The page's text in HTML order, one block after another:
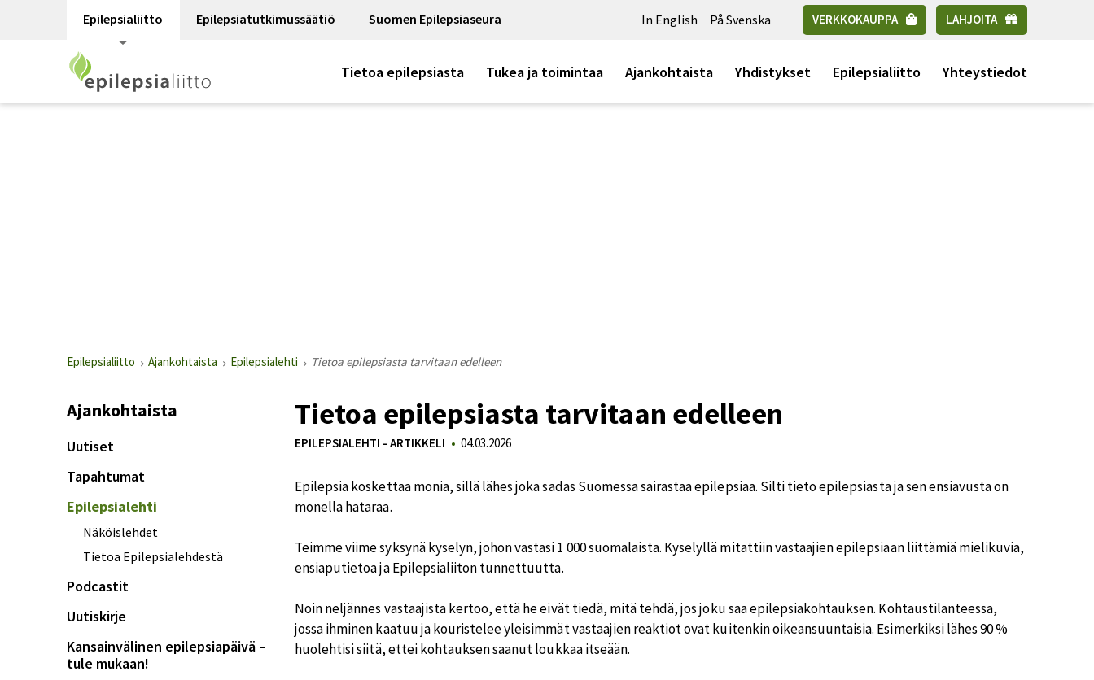
Epilepsialiitto Epilepsiatutkimussäätiö Suomen Epilepsiaseura In English På Svenska VERKKOKAUPPA LAHJOITA
Tietoa epilepsiasta Tukea ja toimintaa Ajankohtaista Yhdistykset Epilepsialiitto Yhteystiedot
Epilepsialiitto Ajankohtaista Epilepsialehti Tietoa epilepsiasta tarvitaan edelleen
Tietoa epilepsiasta tarvitaan edelleen
EPILEPSIALEHTI - ARTIKKELI 04.03.2026
Epilepsia koskettaa monia, sillä lähes joka sadas Suomessa sairastaa epilepsiaa. Silti tieto epilepsiasta ja sen ensiavusta on
monella hataraa.
Teimme viime syksynä kyselyn, johon vastasi 1 000 suomalaista. Kyselyllä mitattiin vastaajien epilepsiaan liittämiä mielikuvia,
ensiaputietoa ja Epilepsialiiton tunnettuutta.
Noin neljännes vastaajista kertoo, että he eivät tiedä, mitä tehdä, jos joku saa epilepsiakohtauksen. Kohtaustilanteessa,
jossa ihminen kaatuu ja kouristelee yleisimmät vastaajien reaktiot ovat kuitenkin oikeansuuntaisia. Esimerkiksi lähes 90 %
huolehtisi siitä, ettei kohtauksen saanut loukkaa itseään.
Ajankohtaista
Uutiset
Tapahtumat
Epilepsialehti
Näköislehdet
Tietoa Epilepsialehdestä
Podcastit
Uutiskirje
Kansainvälinen epilepsiapäivä –
tule mukaan!